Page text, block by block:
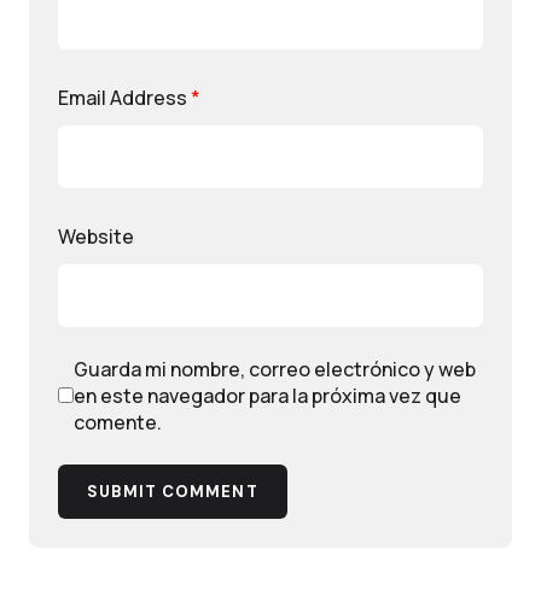
Email Address *
Website
Guarda mi nombre, correo electrónico y web
en este navegador para la próxima vez que
comente.
SUBMIT COMMENT